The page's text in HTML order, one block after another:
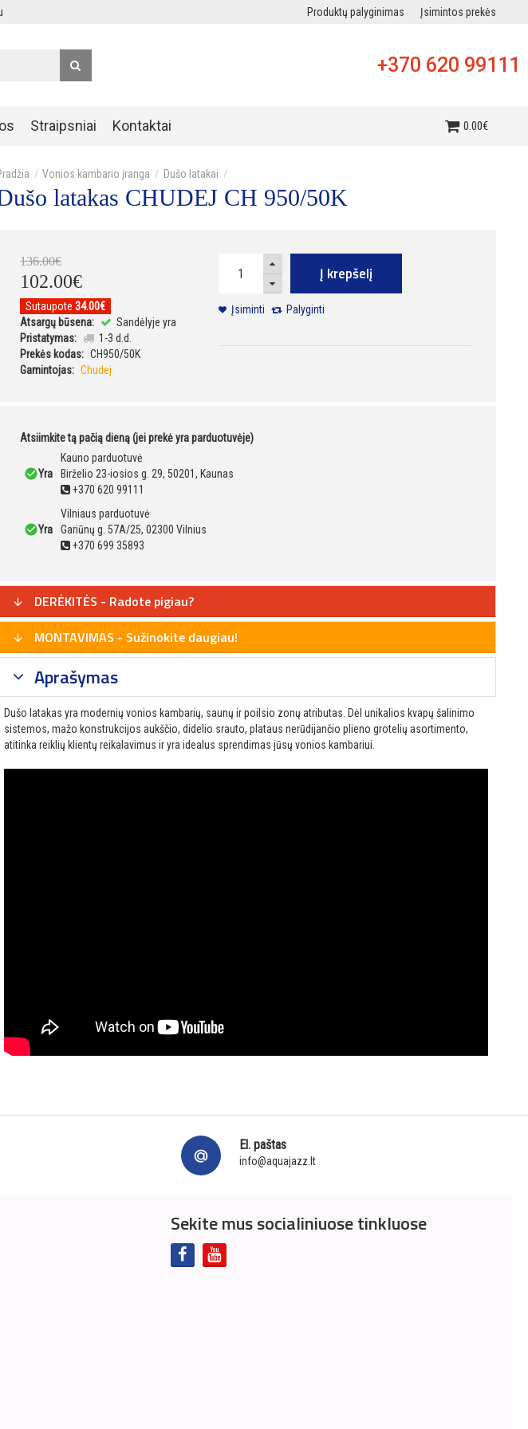
Produktų palyginimas Įsimintos prekės
+370 620 99111
Straipsniai Kontaktai 0.00€
Vonios kambario įranga Dušo latakai
latakas CHUDEJ CH 950/50K
136.00€
102.00€
Sutaupote 34.00€
Atsargų būsena:
Sandėlyje yra
Pristatymas:
1-3 d.d.
Prekės kodas: CH950/50K
Gamintojas: Chudej
Į krepšelį
Įsiminti Palyginti
Atsiimkite tą pačią dieną (jei prekė yra parduotuvėje)
Yra
Kauno parduotuvė
Birželio 23-iosios g. 29, 50201, Kaunas
+370 620 99111
Yra
Vilniaus parduotuvė
Gariūnų g. 57A/25, 02300 Vilnius
+370 699 35893
DERĖKITĖS - Radote pigiau?
MONTAVIMAS - Sužinokite daugiau!
Aprašymas
Dušo latakas yra modernių vonios kambarių, saunų ir poilsio zonų atributas. Dėl unikalios kvapų šalinimo
sistemos, mažo konstrukcijos aukščio, didelio srauto, plataus nerūdijančio plieno grotelių asortimento,
atitinka reiklių klientų reikalavimus ir yra idealus sprendimas jūsų vonios kambariui.
El. paštas
info@aquajazz.lt
Sekite mus socialiniuose tinkluose